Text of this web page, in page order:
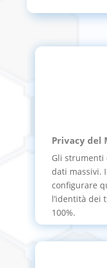
Privacy del
Gli strumenti
dati massivi.
configurare
l’identità dei
100%.